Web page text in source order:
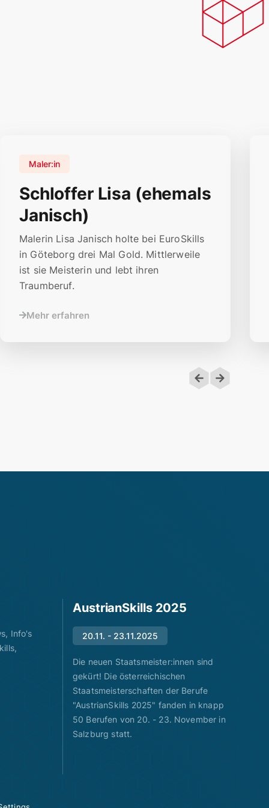
Schloffer Lisa (ehemals
Janisch)
Maler:in
Malerin Lisa Janisch holte bei EuroSkills
in Göteborg drei Mal Gold. Mittlerweile
ist sie Meisterin und lebt ihren
Traumberuf.
Mehr erfahren
Info's
AustrianSkills 2025
20.11. - 23.11.2025
Die neuen Staatsmeister:innen sind
gekürt! Die österreichischen
Staatsmeisterschaften der Berufe
"AustrianSkills 2025" fanden in knapp
50 Berufen von 20. - 23. November in
Salzburg statt.